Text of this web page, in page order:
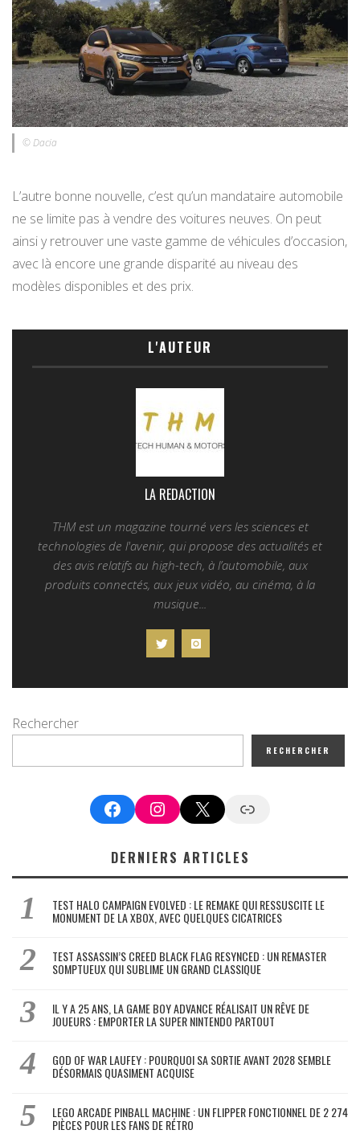
© Dacia
L’autre bonne nouvelle, c’est qu’un mandataire automobile
ne se limite pas à vendre des voitures neuves. On peut
ainsi y retrouver une vaste gamme de véhicules d’occasion,
avec là encore une grande disparité au niveau des
modèles disponibles et des prix.
L'AUTEUR
LA REDACTION
THM est un magazine tourné vers les sciences et
technologies de l'avenir, qui propose des actualités et
des avis relatifs au high-tech, à l’automobile, aux
produits connectés, aux jeux vidéo, au cinéma, à la
musique...
Rechercher
RECHERCHER
FacebookInstagram
X Google News
DERNIERS ARTICLES
TEST HALO CAMPAIGN EVOLVED : LE REMAKE QUI RESSUSCITE LE
MONUMENT DE LA XBOX, AVEC QUELQUES CICATRICES
TEST ASSASSIN’S CREED BLACK FLAG RESYNCED : UN REMASTER
SOMPTUEUX QUI SUBLIME UN GRAND CLASSIQUE
IL Y A 25 ANS, LA GAME BOY ADVANCE RÉALISAIT UN RÊVE DE
JOUEURS : EMPORTER LA SUPER NINTENDO PARTOUT
GOD OF WAR LAUFEY : POURQUOI SA SORTIE AVANT 2028 SEMBLE
DÉSORMAIS QUASIMENT ACQUISE
LEGO ARCADE PINBALL MACHINE : UN FLIPPER FONCTIONNEL DE 2 274
PIÈCES POUR LES FANS DE RÉTRO